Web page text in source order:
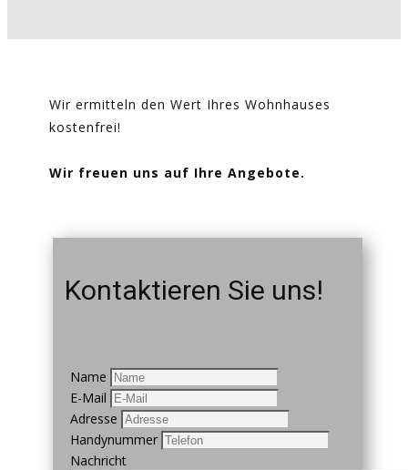
Wir ermitteln den Wert Ihres Wohnhauses
kostenfrei!
Wir freuen uns auf Ihre Angebote.
Kontaktieren Sie uns!
Name
E-Mail
Adresse
Handynummer
Nachricht